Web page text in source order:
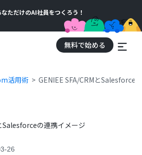
ただけのAI社員をつくろう！
無料で始める
活用術 GENIEE SFA/CRMとSalesforce
26